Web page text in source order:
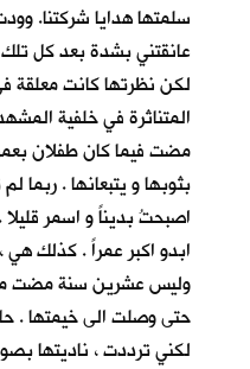
سلمتها هدايا شركتنا.
عانقتني بشدة بعد كل
لكن نظرتها كانت معلقة
المتناثرة في خلفية
مضت فيما كان طفلان
بثوبها و يتبعانها . ربما
اصبحتُ بديناً و اسمر
ابدو اكبر عمراً . كذلك
وليس عشرين سنة مضت مذ
حتى وصلت الى خيمتها .
لكني ترددت ، ناديتها